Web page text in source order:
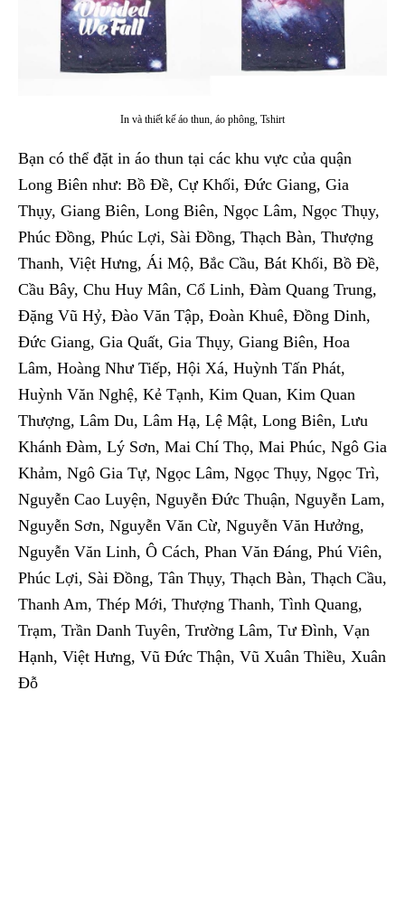
In và thiết kế áo thun, áo phông, Tshirt
Bạn có thể đặt in áo thun tại các khu vực của quận
Long Biên như: Bồ Đề, Cự Khối, Đức Giang, Gia
Thụy, Giang Biên, Long Biên, Ngọc Lâm, Ngọc Thụy,
Phúc Đồng, Phúc Lợi, Sài Đồng, Thạch Bàn, Thượng
Thanh, Việt Hưng, Ái Mộ, Bắc Cầu, Bát Khối, Bồ Đề,
Cầu Bây, Chu Huy Mân, Cổ Linh, Đàm Quang Trung,
Đặng Vũ Hỷ, Đào Văn Tập, Đoàn Khuê, Đồng Dinh,
Đức Giang, Gia Quất, Gia Thụy, Giang Biên, Hoa
Lâm, Hoàng Như Tiếp, Hội Xá, Huỳnh Tấn Phát,
Huỳnh Văn Nghệ, Kẻ Tạnh, Kim Quan, Kim Quan
Thượng, Lâm Du, Lâm Hạ, Lệ Mật, Long Biên, Lưu
Khánh Đàm, Lý Sơn, Mai Chí Thọ, Mai Phúc, Ngô Gia
Khảm, Ngô Gia Tự, Ngọc Lâm, Ngọc Thụy, Ngọc Trì,
Nguyễn Cao Luyện, Nguyễn Đức Thuận, Nguyễn Lam,
Nguyễn Sơn, Nguyễn Văn Cừ, Nguyễn Văn Hưởng,
Nguyễn Văn Linh, Ô Cách, Phan Văn Đáng, Phú Viên,
Phúc Lợi, Sài Đồng, Tân Thụy, Thạch Bàn, Thạch Cầu,
Thanh Am, Thép Mới, Thượng Thanh, Tình Quang,
Trạm, Trần Danh Tuyên, Trường Lâm, Tư Đình, Vạn
Hạnh, Việt Hưng, Vũ Đức Thận, Vũ Xuân Thiều, Xuân
Đỗ